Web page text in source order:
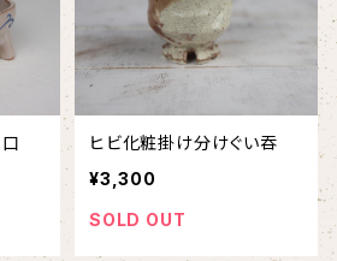
ヒビ化粧掛け分けぐい吞
¥3,300
SOLD OUT